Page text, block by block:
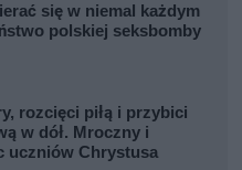
się w niemal każdym
polskiej seksbomby
rozcięci piłą i przybici
w dół. Mroczny i
uczniów Chrystusa